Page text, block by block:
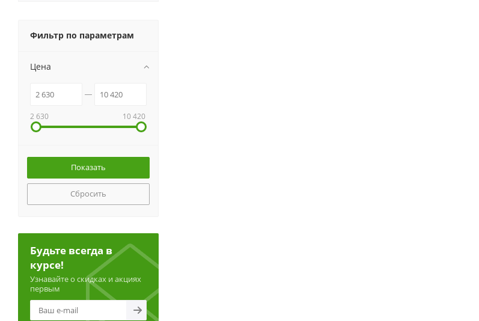
Фильтр по параметрам
Цена
2 630 10 420
Сбросить
Будьте всегда в
курсе!
Узнавайте о скидках и акциях
первым